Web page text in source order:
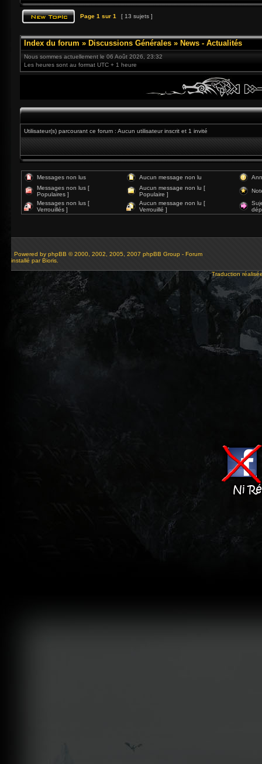
Page 1 sur 1 [ 13 sujets ]
Index du forum » Discussions Générales » News - Actualités
Nous sommes actuellement le 06 Août 2026, 23:32
Les heures sont au format UTC + 1 heure
Utilisateur(s) parcourant ce forum : Aucun utilisateur inscrit et 1 invité
Messages non lus Aucun message non lu
Messages non lus [
Populaires ]
Aucun message non lu [
Populaire ]
Messages non lus [
Verrouillés ]
Aucun message non lu [
Verrouillé ]
Powered by phpBB © 2000, 2002, 2005, 2007 phpBB Group - Forum
installé par Bioris.
Traduction